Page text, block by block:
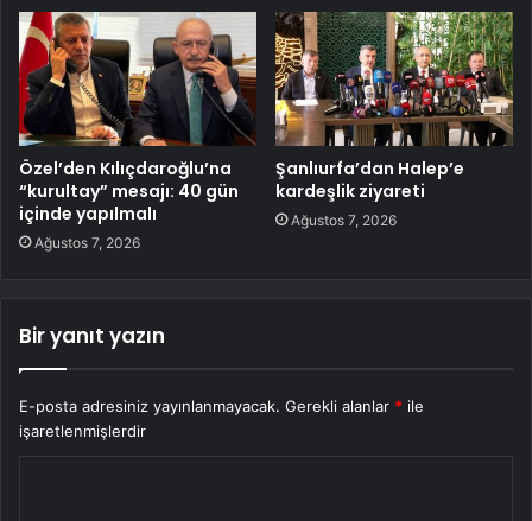
Özel’den Kılıçdaroğlu’na
“kurultay” mesajı: 40 gün
içinde yapılmalı
Ağustos 7, 2026
Şanlıurfa’dan Halep’e
kardeşlik ziyareti
Ağustos 7, 2026
Bir yanıt yazın
E-posta adresiniz yayınlanmayacak. Gerekli alanlar * ile
işaretlenmişlerdir